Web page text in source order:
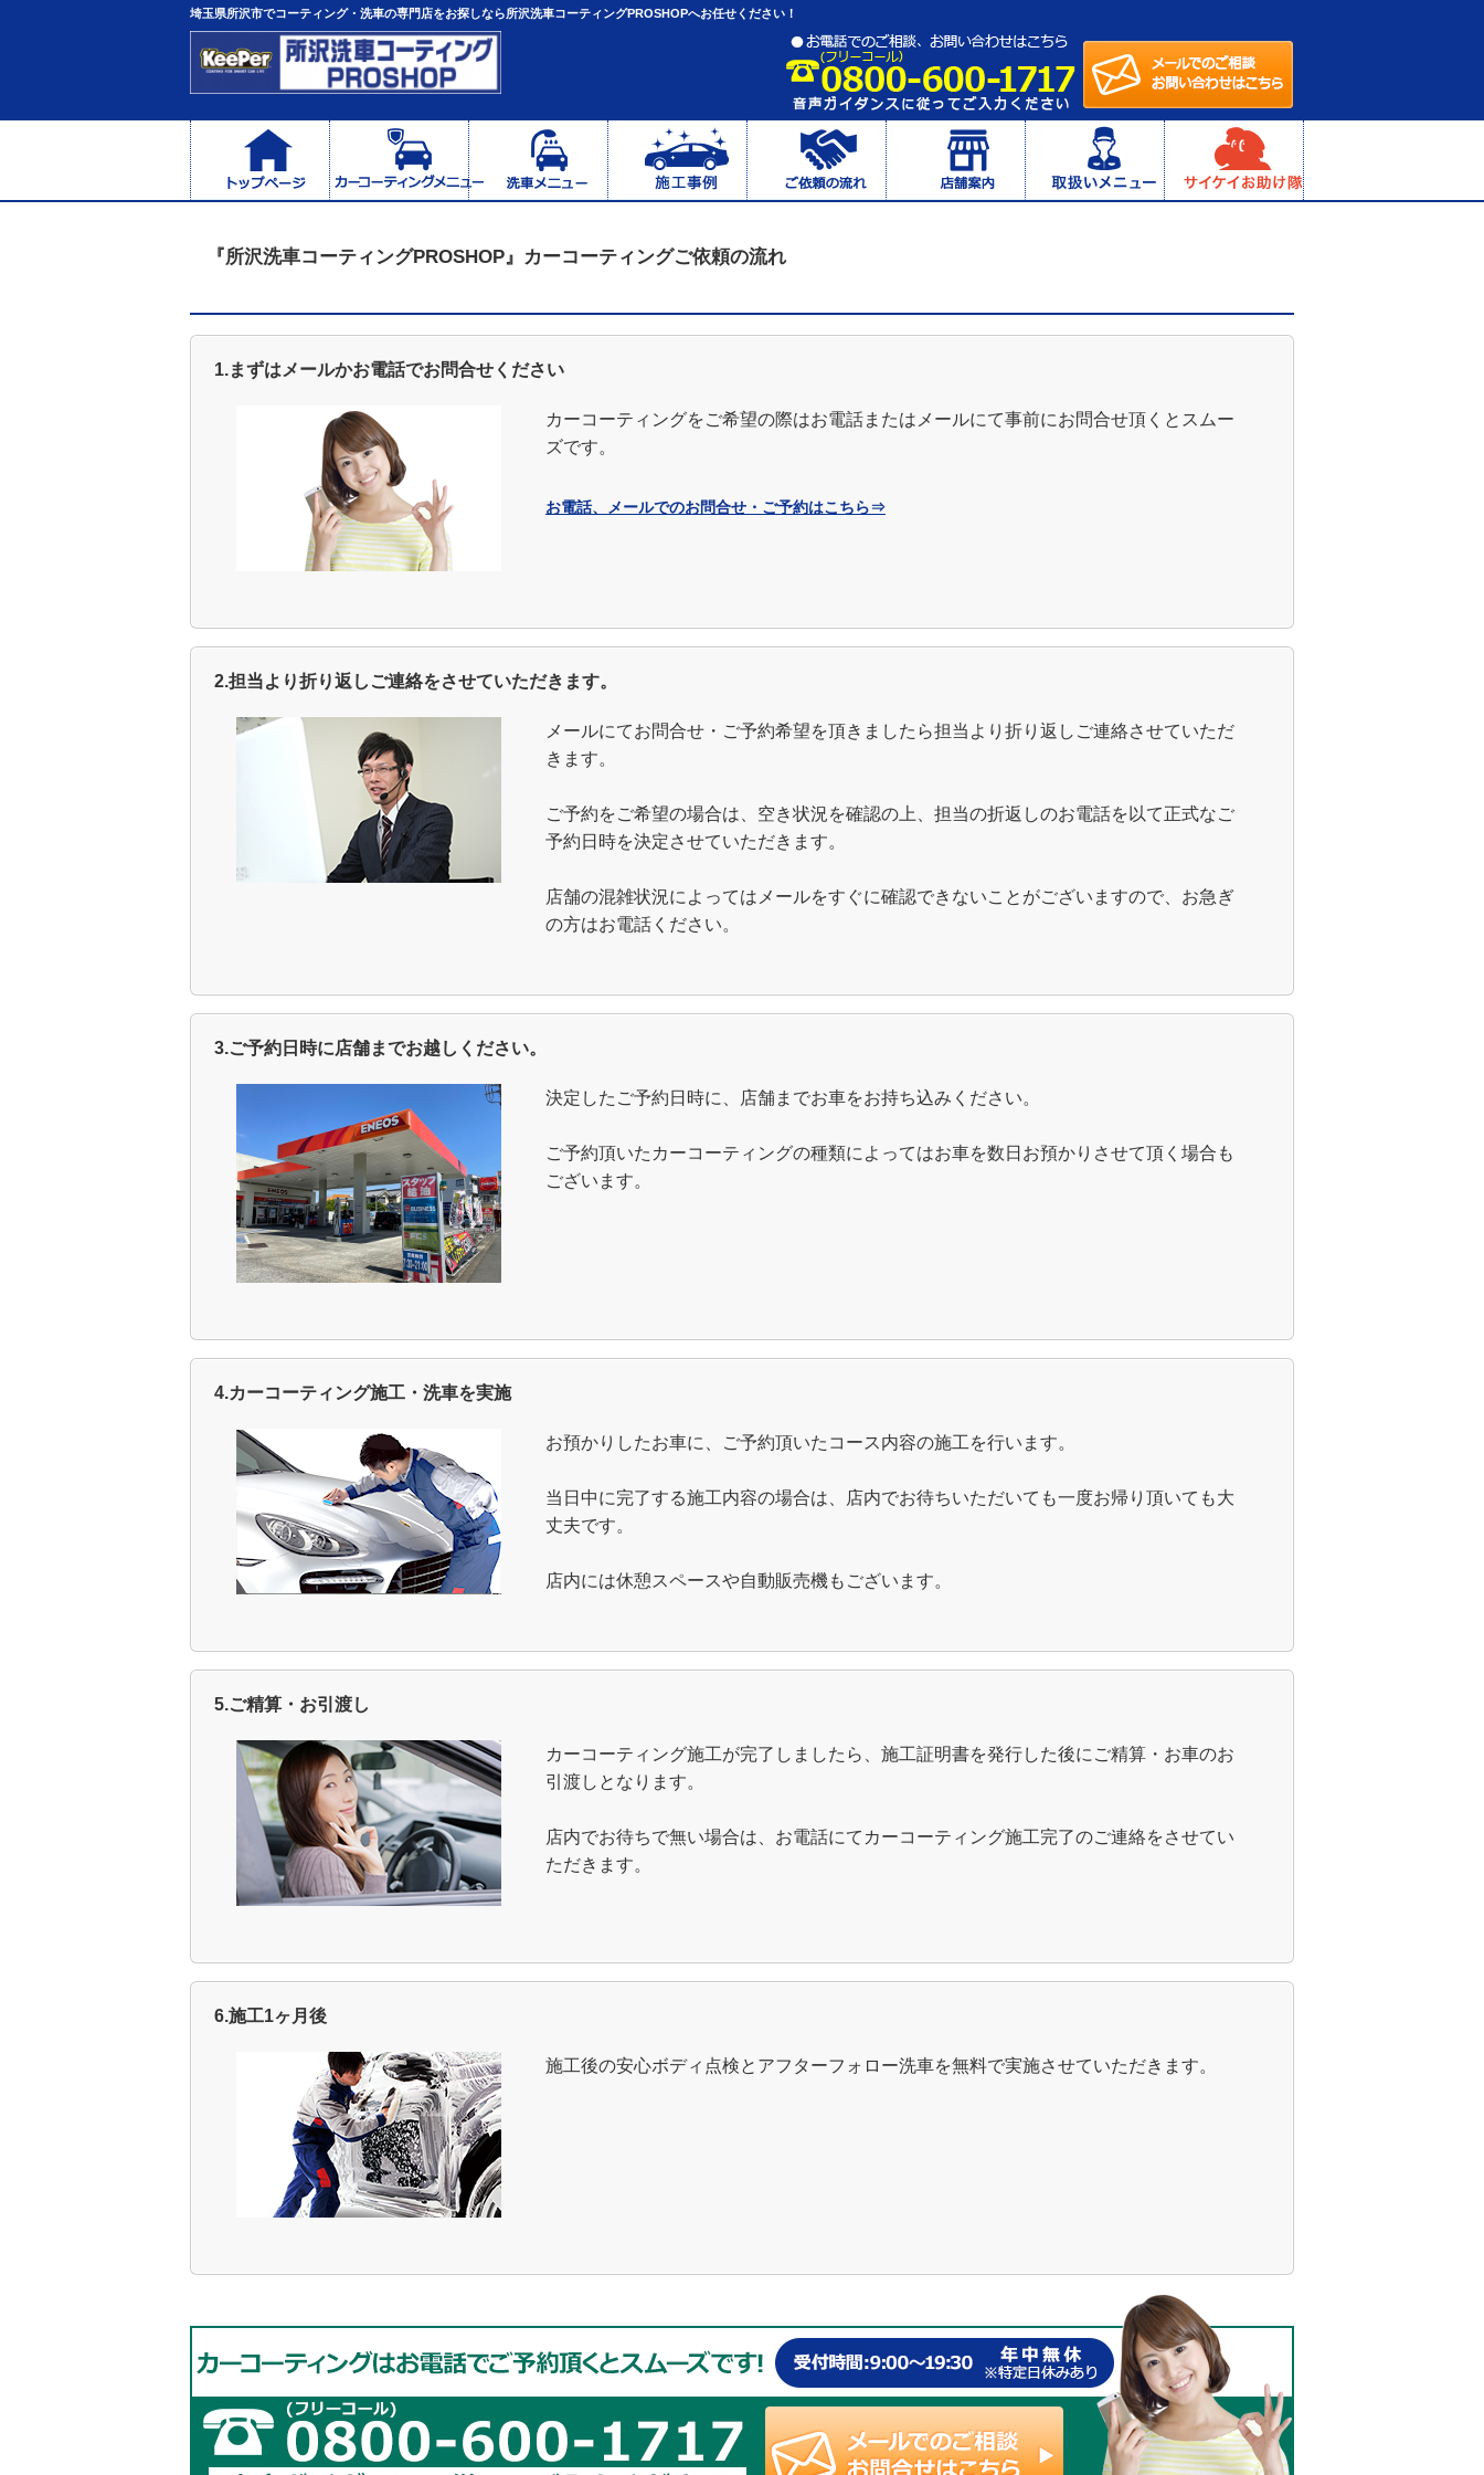
埼玉県所沢市でコーティング・洗車の専門店をお探しなら所沢洗車コーティングPROSHOPへお任せください！
『所沢洗車コーティングPROSHOP』カーコーティングご依頼の流れ
1.まずはメールかお電話でお問合せください
カーコーティングをご希望の際はお電話またはメールにて事前にお問合せ頂くとスムー
ズです。
お電話、メールでのお問合せ・ご予約はこちら⇒
2.担当より折り返しご連絡をさせていただきます。
メールにてお問合せ・ご予約希望を頂きましたら担当より折り返しご連絡させていただ
きます。
ご予約をご希望の場合は、空き状況を確認の上、担当の折返しのお電話を以て正式なご
予約日時を決定させていただきます。
店舗の混雑状況によってはメールをすぐに確認できないことがございますので、お急ぎ
の方はお電話ください。
3.ご予約日時に店舗までお越しください。
決定したご予約日時に、店舗までお車をお持ち込みください。
ご予約頂いたカーコーティングの種類によってはお車を数日お預かりさせて頂く場合も
ございます。
4.カーコーティング施工・洗車を実施
お預かりしたお車に、ご予約頂いたコース内容の施工を行います。
当日中に完了する施工内容の場合は、店内でお待ちいただいても一度お帰り頂いても大
丈夫です。
店内には休憩スペースや自動販売機もございます。
5.ご精算・お引渡し
カーコーティング施工が完了しましたら、施工証明書を発行した後にご精算・お車のお
引渡しとなります。
店内でお待ちで無い場合は、お電話にてカーコーティング施工完了のご連絡をさせてい
ただきます。
6.施工1ヶ月後
施工後の安心ボディ点検とアフターフォロー洗車を無料で実施させていただきます。